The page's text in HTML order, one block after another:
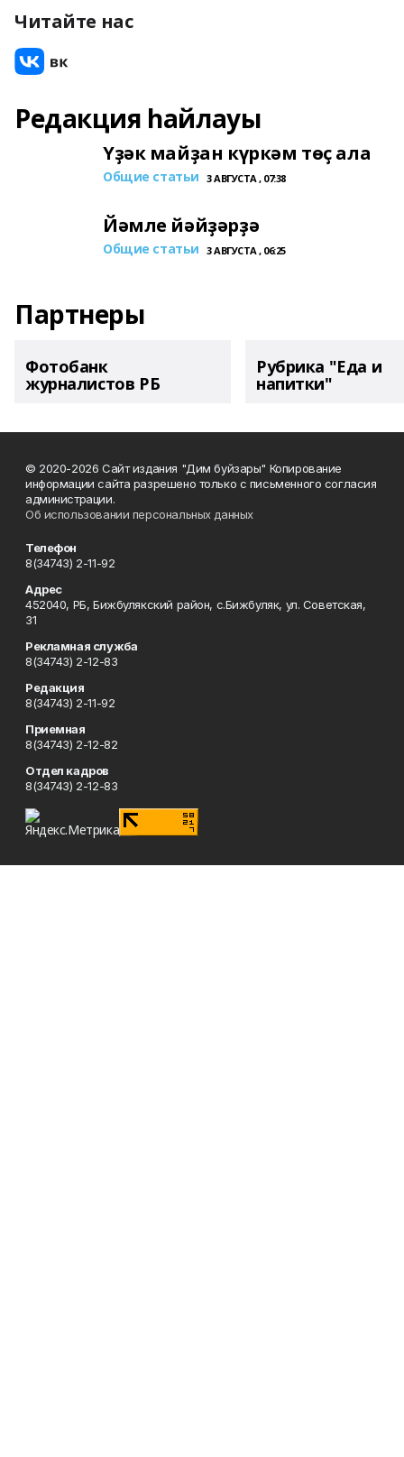
Читайте нас
Редакция һайлауы
Үҙәк майҙан күркәм төҫ ала
Общие статьи 3 АВГУСТА , 07:38
Йәмле йәйҙәрҙә
Общие статьи 3 АВГУСТА , 06:25
Партнеры
Фотобанк
журналистов РБ
Рубрика "Еда и
напитки"
© 2020-2026 Сайт издания "Дим буйзары" Копирование
информации сайта разрешено только с письменного согласия
администрации.
Об использовании персональных данных
Телефон
8(34743) 2-11-92
Адрес
452040, РБ, Бижбулякский район, с.Бижбуляк, ул. Советская,
31
Рекламная служба
8(34743) 2-12-83
Редакция
8(34743) 2-11-92
Приемная
8(34743) 2-12-82
Отдел кадров
8(34743) 2-12-83